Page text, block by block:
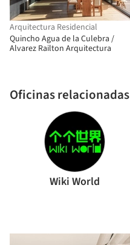
Arquitectura Residencial
Quincho Agua de la Culebra /
Alvarez Railton Arquitectura
Oficinas relacionadas
Wiki World